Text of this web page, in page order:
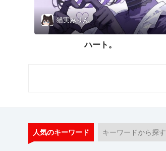
猫実みりん
ハート。
人気のキーワード キーワードから探す